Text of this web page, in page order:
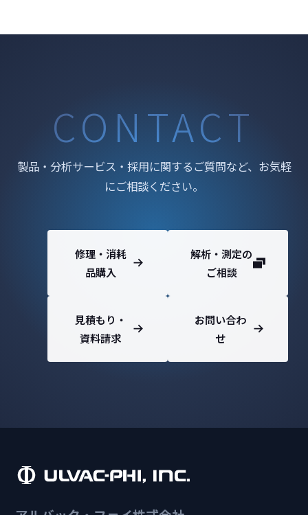
CONTACT
製品・分析サービス・採用に関するご質問など、お気軽
にご相談ください。
修理・消耗
品購入
解析・測定の
ご相談
見積もり・
資料請求
お問い合わ
せ